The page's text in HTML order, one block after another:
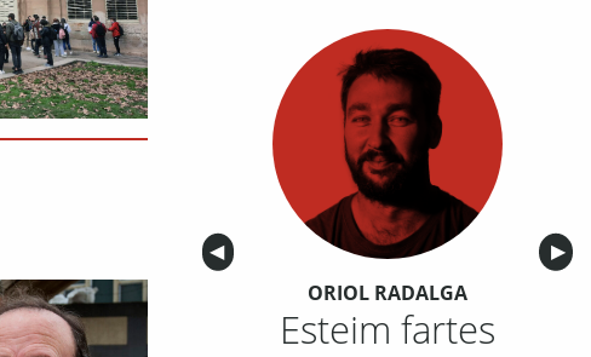
Anterior
◀︎ ▶︎
ORIOL RADALGA
Esteim fartes